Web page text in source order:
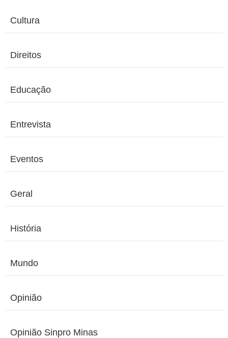
Cultura
Direitos
Educação
Entrevista
Eventos
Geral
História
Mundo
Opinião
Opinião Sinpro Minas